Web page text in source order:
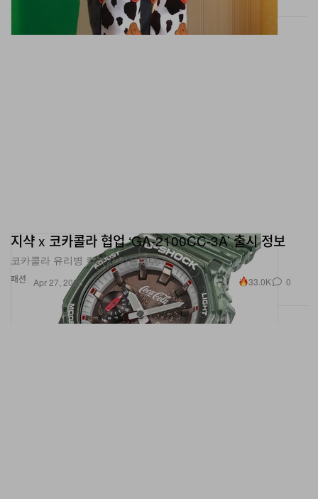
패션
지샥 x 코카콜라 협업 ‘GA-2100CC-3A’ 출시 정보
코카콜라 유리병 컬러가 적용됐다.
Apr 27, 2026 33.0K 0